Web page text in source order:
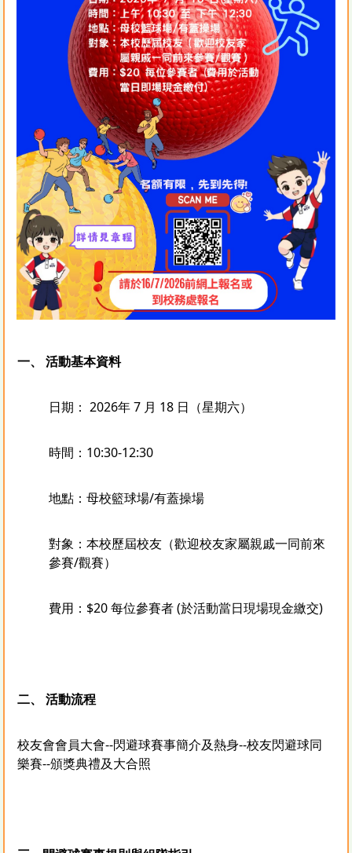
一、 活動基本資料
日期： 2026年 7 月 18 日（星期六）
時間：10:30-12:30
地點：母校籃球場/有蓋操場
對象：本校歷屆校友（歡迎校友家屬親戚一同前來
參賽/觀賽）
費用：$20 每位參賽者 (於活動當日現場現金繳交)
二、 活動流程
校友會會員大會--閃避球賽事簡介及熱身--校友閃避球同
樂賽--頒獎典禮及大合照